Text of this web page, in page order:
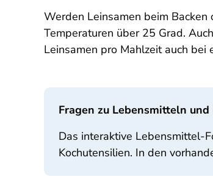
Werden Leinsamen beim
Temperaturen über 25 Grad.
Leinsamen pro Mahlzeit auch
Fragen zu Lebensmitteln und
Das interaktive Lebensmittel-
Kochutensilien. In den